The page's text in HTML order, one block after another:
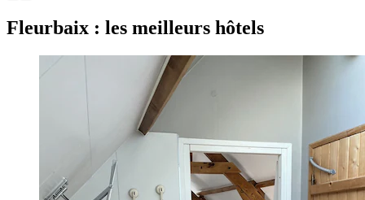
Fleurbaix : les meilleurs hôtels